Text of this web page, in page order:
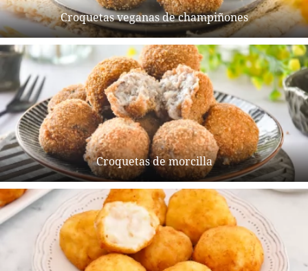
Croquetas veganas de champiñones
Croquetas de morcilla